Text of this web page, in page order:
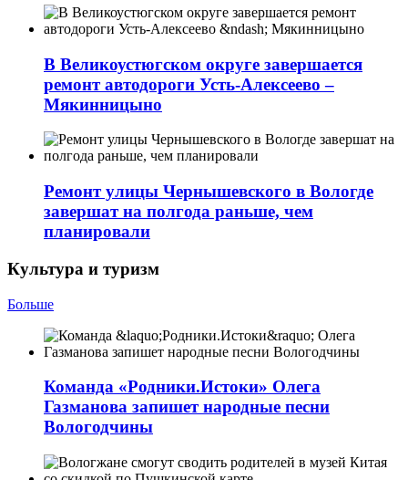
В Великоустюгском округе завершается
ремонт автодороги Усть-Алексеево –
Мякинницыно
Ремонт улицы Чернышевского в Вологде
завершат на полгода раньше, чем
планировали
Культура и туризм
Больше
Команда «Родники.Истоки» Олега
Газманова запишет народные песни
Вологодчины